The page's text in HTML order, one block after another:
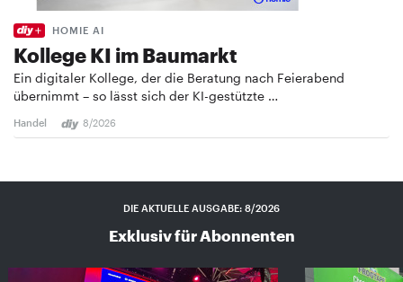
HOMIE AI
Kollege KI im Baumarkt
Ein digitaler Kollege, der die Beratung nach Feierabend
übernimmt – so lässt sich der KI-gestützte …
Handel 8/2026
DIE AKTUELLE AUSGABE: 8/2026
Exklusiv für Abonnenten